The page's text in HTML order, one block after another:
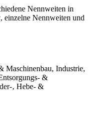
Nennweiten in
einzelne Nennweiten und
Maschinenbau, Industrie,
&
‚ Hebe- &